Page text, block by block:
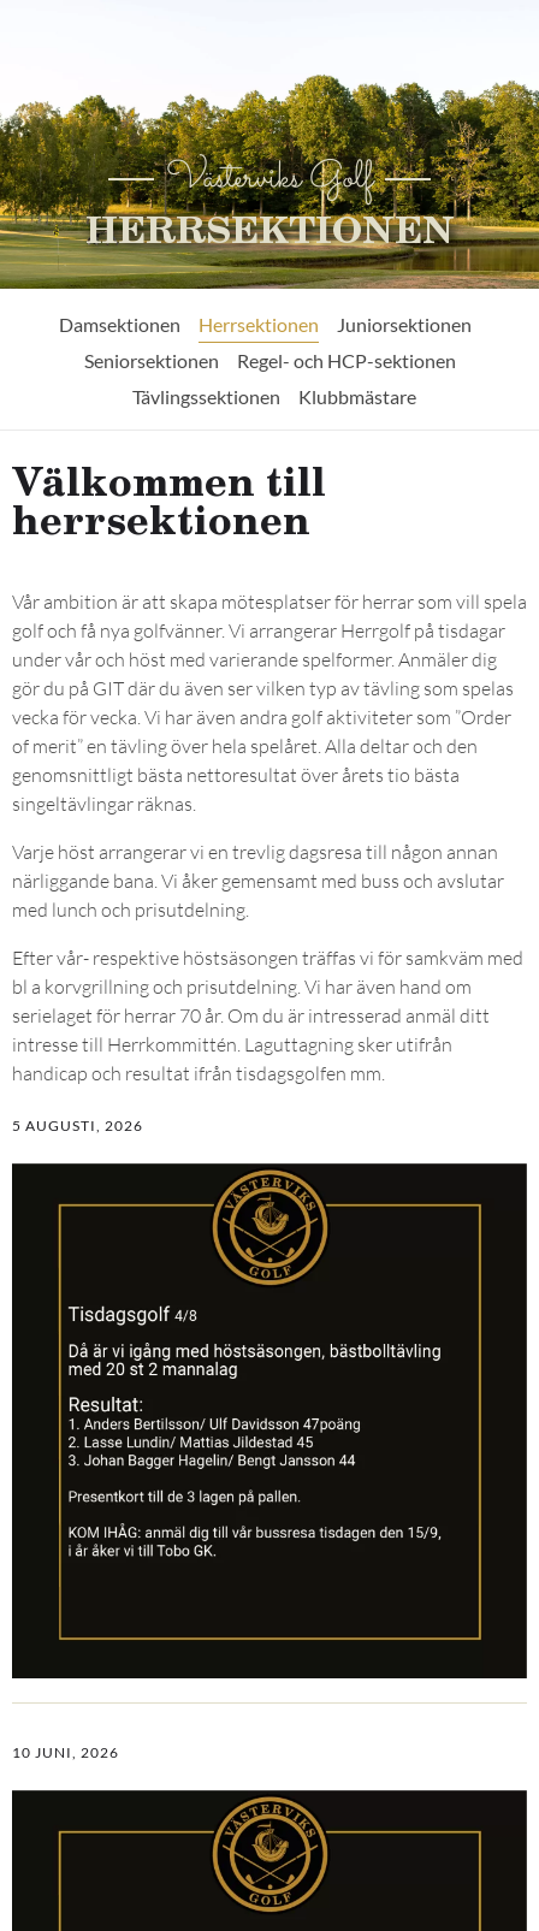
Västerviks Golf
HERRSEKTIONEN
Damsektionen Herrsektionen
Juniorsektionen
Seniorsektionen
Regel- och HCP-sektionen
Tävlingssektionen
Klubbmästare
Välkommen till
herrsektionen
Vår ambition är att skapa mötesplatser för herrar som vill spela
golf och få nya golfvänner. Vi arrangerar Herrgolf på tisdagar
under vår och höst med varierande spelformer. Anmäler dig
gör du på GIT där du även ser vilken typ av tävling som spelas
vecka för vecka. Vi har även andra golf aktiviteter som ”Order
of merit” en tävling över hela spelåret. Alla deltar och den
genomsnittligt bästa nettoresultat över årets tio bästa
singeltävlingar räknas.
Varje höst arrangerar vi en trevlig dagsresa till någon annan
närliggande bana. Vi åker gemensamt med buss och avslutar
med lunch och prisutdelning.
Efter vår- respektive höstsäsongen träffas vi för samkväm med
bl a korvgrillning och prisutdelning. Vi har även hand om
serielaget för herrar 70 år. Om du är intresserad anmäl ditt
intresse till Herrkommittén. Laguttagning sker utifrån
handicap och resultat ifrån tisdagsgolfen mm.
5 AUGUSTI, 2026
10 JUNI, 2026